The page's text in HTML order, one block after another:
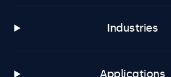
Industries
Applications